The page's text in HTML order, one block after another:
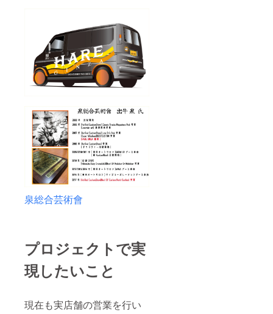
泉総合芸術會
プロジェクトで実
現したいこと
現在も実店舗の営業を行い